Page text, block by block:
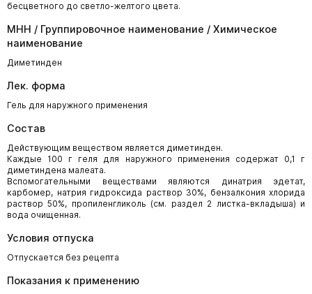
бесцветного до светло-желтого цвета.
МНН / Группировочное наименование / Химическое
наименование
Диметинден
Лек. форма
Гель для наружного применения
Состав
Действующим веществом является диметинден.
Каждые 100 г геля для наружного применения содержат 0,1 г
диметиндена малеата.
Вспомогательными веществами являются динатрия эдетат,
карбомер, натрия гидроксида раствор 30%, бензалкония хлорида
раствор 50%, пропиленгликоль (см. раздел 2 листка-вкладыша) и
вода очищенная.
Условия отпуска
Отпускается без рецепта
Показания к применению